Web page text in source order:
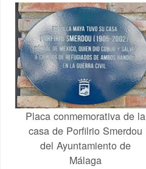
Placa conmemorativa de la
casa de Porfilrio Smerdou
del Ayuntamiento de
Málaga